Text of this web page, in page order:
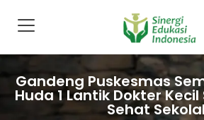
Gandeng Puskesmas
Huda 1 Lantik Dokter
Sehat